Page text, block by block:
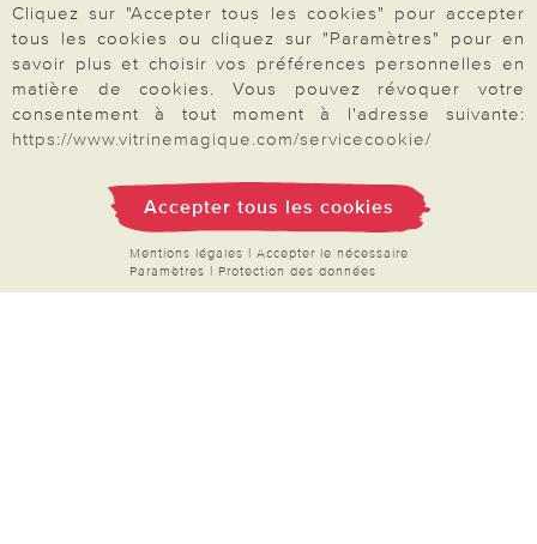
Inscription Newsletter
Demande de catalogue
Données personnelles
Droit de rétractation
Cliquez sur "Accepter tous les cookies" pour accepter
tous les cookies ou cliquez sur "Paramètres" pour en
savoir plus et choisir vos préférences personnelles en
matière de cookies. Vous pouvez révoquer votre
consentement à tout moment à l'adresse suivante:
https://www.vitrinemagique.com/servicecookie/
Accepter tous les cookies
Mentions légales | Accepter le nécessaire
Paramètres | Protection des données